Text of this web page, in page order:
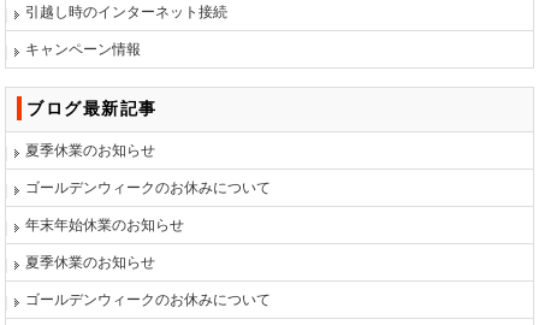
引越し時のインターネット接続
キャンペーン情報
ブログ最新記事
夏季休業のお知らせ
ゴールデンウィークのお休みについて
年末年始休業のお知らせ
夏季休業のお知らせ
ゴールデンウィークのお休みについて